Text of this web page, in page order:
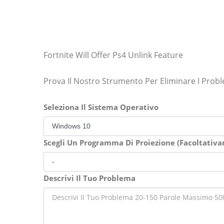
Fortnite Will Offer Ps4 Unlink Feature
Prova Il Nostro Strumento Per Eliminare I
Seleziona Il Sistema Operativo
Scegli Un Programma Di Proiezione
Descrivi Il Tuo Problema